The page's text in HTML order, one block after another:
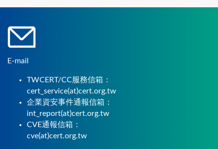
E-mail
TWCERT/CC服務信箱：
cert_service(at)cert.org.tw
企業資安事件通報信箱：
int_report(at)cert.org.tw
CVE通報信箱：
cve(at)cert.org.tw